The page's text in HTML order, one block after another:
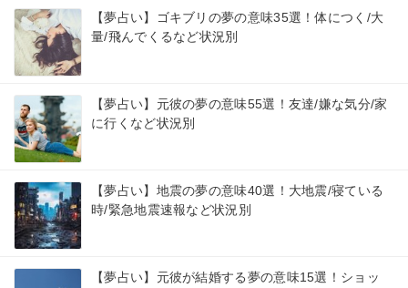
【夢占い】ゴキブリの夢の意味35選！体につく/大
量/飛んでくるなど状況別
【夢占い】元彼の夢の意味55選！友達/嫌な気分/家
に行くなど状況別
【夢占い】地震の夢の意味40選！大地震/寝ている
時/緊急地震速報など状況別
【夢占い】元彼が結婚する夢の意味15選！ショッ